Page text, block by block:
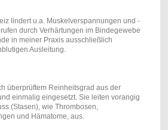
lindert u.a. Muskelverspannungen und -
durch Verhärtungen im Bindegewebe
in meiner Praxis ausschließlich
Ausleitung.
überprüftem Reinheitsgrad aus der
einmalig eingesetzt. Sie leiten vorangig
(Stasen), wie Thrombosen,
und Hämatome, aus.